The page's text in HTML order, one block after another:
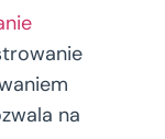
na